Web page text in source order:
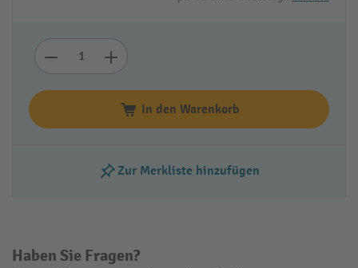
In den Warenkorb
Zur Merkliste hinzufügen
Haben Sie Fragen?